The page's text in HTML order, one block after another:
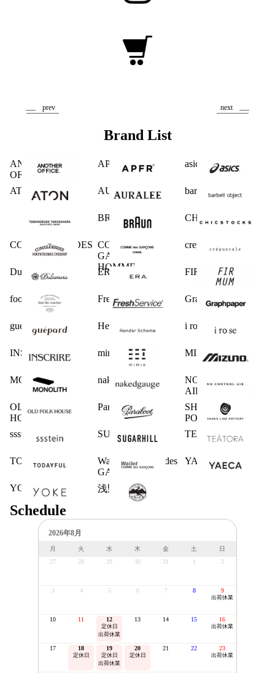
prev next
Brand List
ANOTHER
OFFICE
APFR asics
ATON AURALEE barbell object
BRAUN CHICSTOCKS
COMESANDGOES COMME des
GARCONS
HOMME
crepuscule
Dulcamara ERA. FIRMUM
foot the coacher FreshService Graphpaper
guepard Hender Scheme i ro se
INSCRIRE mimie MIZUNO
MONOLITH nakedgauge
NO CONTROL
AIR
OLD FOLK
HOUSE
Paraboot
SHOES LIKE
POTTERY
ssstein
SUGARHILL TEATORA
TODAYFUL
Wallet COMME des
GARCONS
YAECA
YOKE 浅野商店
Schedule
2026年8月
月 火 水 木 金 土
日
27
28 29 30 31 1 2
3 4 5 6 7 8 9
出荷休業
10 11 12
定休日
出荷休業
13 14 15 16
出荷休業
17 18
定休日
19
定休日
出荷休業
20
定休日
21 22 23
出荷休業